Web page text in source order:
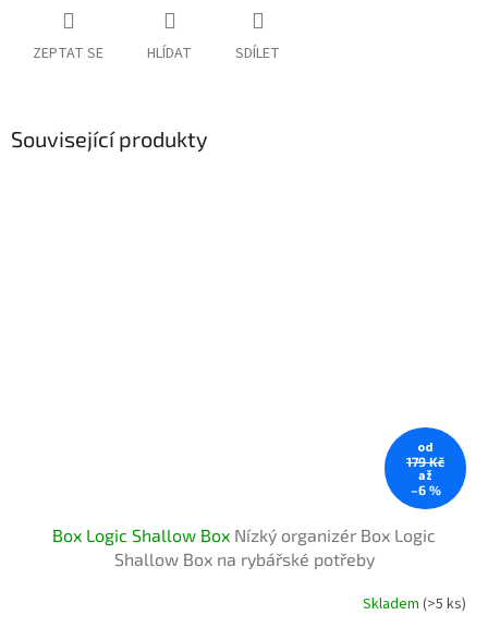
ZEPTAT SE HLÍDAT SDÍLET
Související produkty
od
179 Kč
až
–6 %
Box Logic Shallow Box Nízký organizér Box Logic
Shallow Box na rybářské potřeby
Skladem (>5 ks)